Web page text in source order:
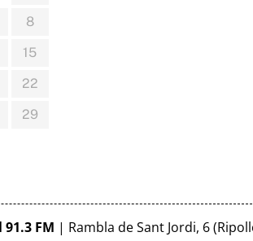
8
15
22
29
FM | Rambla de Sant Jordi, 6